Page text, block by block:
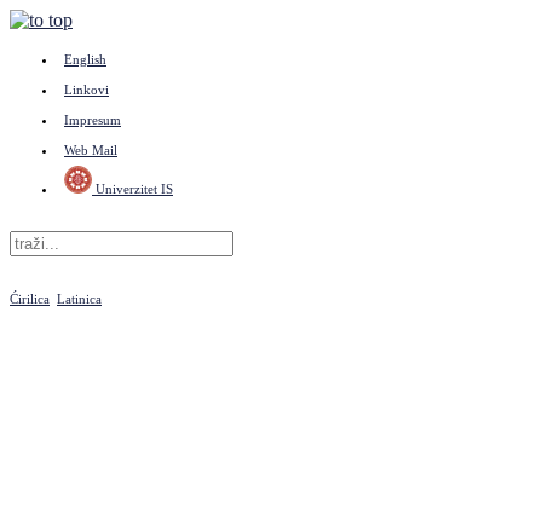
English
Linkovi
Impresum
Web Mail
Univerzitet IS
Ćirilica Latinica